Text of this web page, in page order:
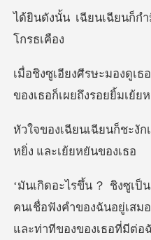
ยนก็ก
ชื่อฟังคำของฉันอยู่เสม
และท่